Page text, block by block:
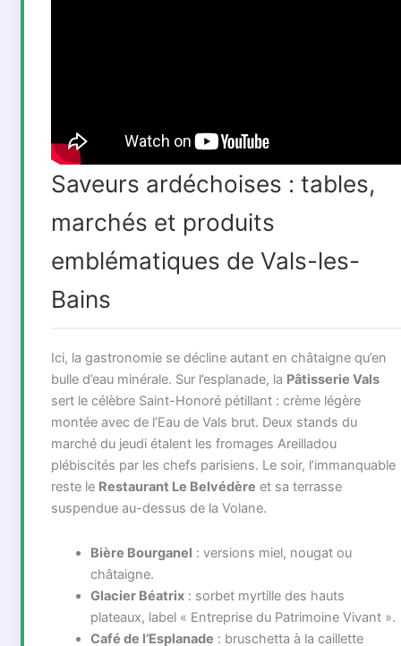
Saveurs ardéchoises : tables,
marchés et produits
emblématiques de Vals-les-
Bains
Ici, la gastronomie se décline autant en châtaigne qu’en
bulle d’eau minérale. Sur l’esplanade, la Pâtisserie Vals
sert le célèbre Saint-Honoré pétillant : crème légère
montée avec de l’Eau de Vals brut. Deux stands du
marché du jeudi étalent les fromages Areilladou
plébiscités par les chefs parisiens. Le soir, l’immanquable
reste le Restaurant Le Belvédère et sa terrasse
suspendue au-dessus de la Volane.
Bière Bourganel : versions miel, nougat ou
châtaigne.
Glacier Béatrix: sorbet myrtille des hauts
plateaux, label « Entreprise du Patrimoine Vivant ».
Café de l’Esplanade : bruschetta à la caillette